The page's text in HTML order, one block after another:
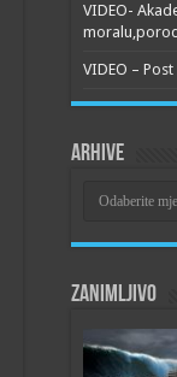
VIDEO-
VIDEO –
Arhive
Zanimljivo